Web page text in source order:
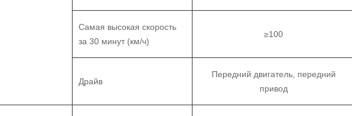
Самая высокая скорость
за 30 минут (км/ч)
≥100
Драйв
Передний двигатель, передний
привод